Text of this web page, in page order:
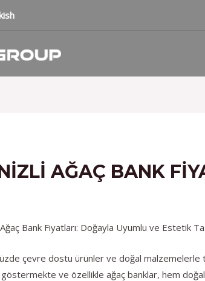
AĞAÇ BANK
Bank Fiyatları: Doğayla Uyumlu ve Estetik
çevre dostu ürünler ve doğal
ve özellikle ağaç banklar, hem